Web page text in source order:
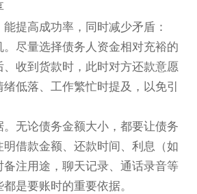
提高成功率，同时减少矛盾：
尽量选择债务人资金相对充裕的
收到货款时，此时对方还款意愿
低落、工作繁忙时提及，以免引
无论债务金额大小，都要让债务
明借款金额、还款时间、利息（如
注用途，聊天记录、通话录音等
是要账时的重要依据。